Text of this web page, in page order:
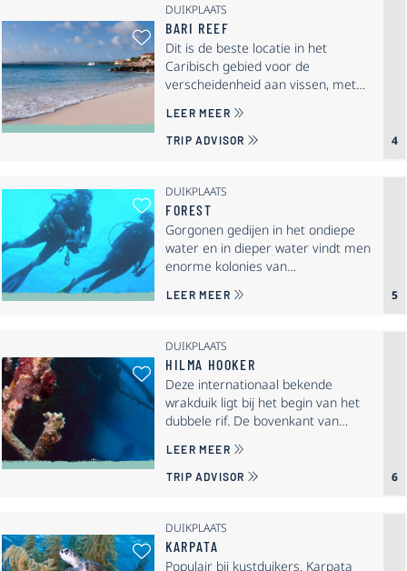
Als Favoriet Selecteren: Bari Reef
DUIKPLAATS
BARI REEF
Dit is de beste locatie in het
Caribisch gebied voor de
verscheidenheid aan vissen, met…
LEER MEEROVER BARI REEF
TRIP ADVISOR 4
Als Favoriet Selecteren: Forest
DUIKPLAATS
FOREST
Gorgonen gedijen in het ondiepe
water en in dieper water vindt men
enorme kolonies van…
LEER MEEROVER FOREST 5
Als Favoriet Selecteren: Hilma
DUIKPLAATS
HILMA HOOKER
Deze internationaal bekende
wrakduik ligt bij het begin van het
dubbele rif. De bovenkant van…
LEER MEEROVER HILMA HOOKER
TRIP ADVISOR 6
Als Favoriet Selecteren: Karpata
DUIKPLAATS
KARPATA
Populair bij kustduikers. Karpata